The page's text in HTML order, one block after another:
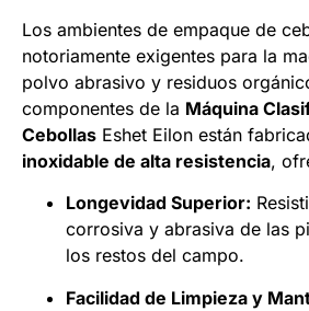
Los ambientes de empaque de
notoriamente exigentes para la
polvo abrasivo y residuos
componentes de la Máquina
Cebollas Eshet Eilon están
inoxidable de alta resistencia,
Longevidad Superior:
corrosiva y abrasiva de las
los restos del campo.
Facilidad de Limpieza y